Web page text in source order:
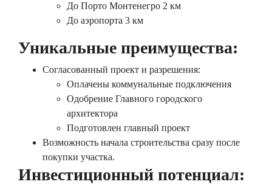
До Порто Монтенегро 2 км
До аэропорта 3 км
Уникальные преимущества:
Согласованный проект и разрешения:
Оплачены коммунальные подключения
Одобрение Главного городского
архитектора
Подготовлен главный проект
Возможность начала строительства сразу после
покупки участка.
Инвестиционный потенциал: